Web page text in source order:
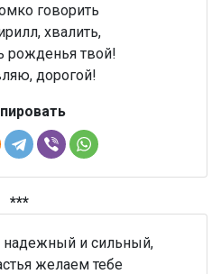
говорить
хвалить,
рожденья твой!
дорогой!
***
и сильный,
желаем тебе